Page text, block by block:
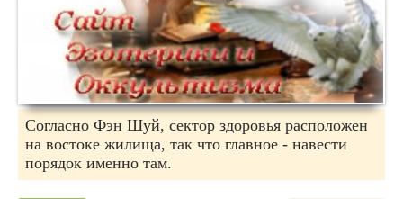
Согласно Фэн Шуй, сектор здоровья расположен
на востоке жилища, так что главное - навести
порядок именно там.